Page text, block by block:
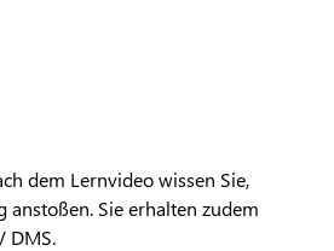
dem Lernvideo wissen Sie,
Sie erhalten zudem
DMS.